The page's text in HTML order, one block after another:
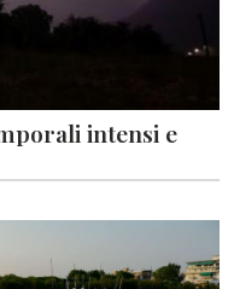
intensi e